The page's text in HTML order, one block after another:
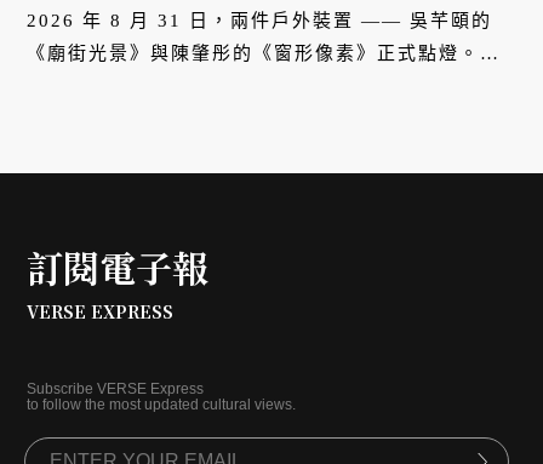
2026 年 8 月 31 日，兩件戶外裝置 —— 吳芊頤的
《廟街光景》與陳肇彤的《窗形像素》正式點燈。作
2026 年 5 月將再添第三件裝置作品，邀請民眾走入
巷弄，重新閱讀這座北台灣古城的歷史紋理。
訂閱電子報
VERSE EXPRESS
Subscribe VERSE Express
to follow the most updated cultural views.